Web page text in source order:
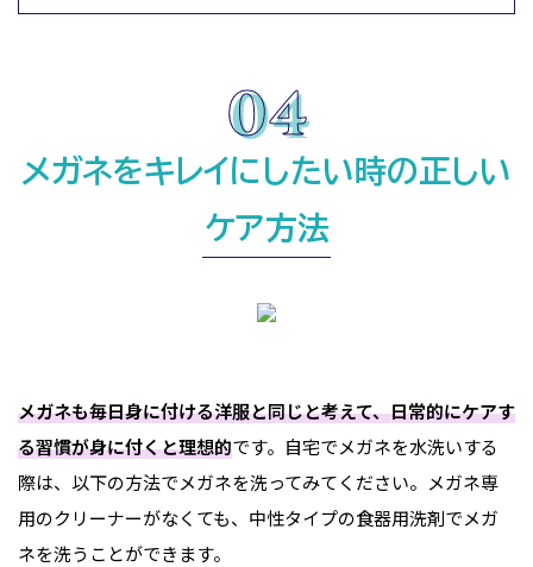
メガネをキレイにしたい時の正しい
ケア方法
メガネも毎日身に付ける洋服と同じと考えて、日常的にケアす
る習慣が身に付くと理想的です。自宅でメガネを水洗いする
際は、以下の方法でメガネを洗ってみてください。メガネ専
用のクリーナーがなくても、中性タイプの食器用洗剤でメガ
ネを洗うことができます。